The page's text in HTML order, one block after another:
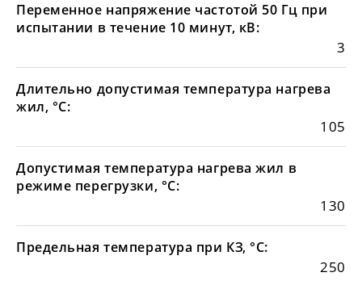
Переменное напряжение частотой 50 Гц при
испытании в течение 10 минут, кВ:
3
Длительно допустимая температура нагрева
жил, °С:
105
Допустимая температура нагрева жил в
режиме перегрузки, °С:
130
Предельная температура при КЗ, °С:
250